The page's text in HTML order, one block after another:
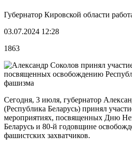
Губернатор Кировской области
03.07.2024 12:28
1863
Сегодня, 3 июля, губернатор
(Республика Беларусь) принял
мероприятиях, посвященных Дню
Беларусь и 80-й годовщине
фашистских захватчиков.